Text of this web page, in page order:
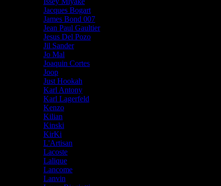
Jacques Bogart
James Bond 007
Jean Paul Gaultier
Jesus Del Pozo
Jil Sander
Jo Mal
Joaquin Cortes
Joop
Just Hookah
Karl Antony
Karl Lagerfeld
Kenzo
Kilian
Kinski
KirKi
L'Artisan
Lacoste
Lalique
Lancome
Lanvin